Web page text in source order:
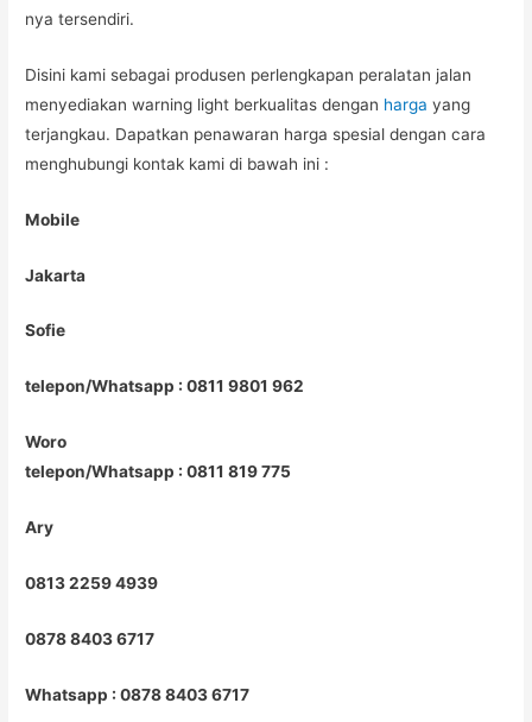
nya tersendiri.
Disini kami sebagai produsen perlengkapan peralatan jalan
menyediakan warning light berkualitas dengan harga yang
terjangkau. Dapatkan penawaran harga spesial dengan cara
menghubungi kontak kami di bawah ini :
Mobile
Jakarta
Sofie
telepon/Whatsapp : 0811 9801 962
Woro
telepon/Whatsapp : 0811 819 775
Ary
0813 2259 4939
0878 8403 6717
Whatsapp : 0878 8403 6717